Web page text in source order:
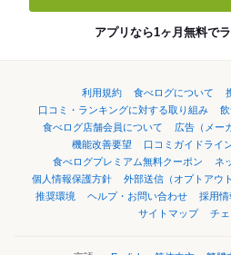
アプリなら1ヶ月無料で
利用規約 食べログについて
口コミ・ランキングに対する取り組み
食べログ店舗会員について
広告（メー
機能改善要望
口コミガイドライ
食べログプレミアム無料クーポン
ネ
個人情報保護方針
外部送信（オプトアウト
推奨環境
ヘルプ・お問い合わせ 採用情
サイトマップ
チ